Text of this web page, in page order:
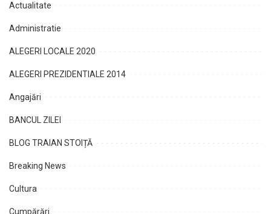
Actualitate
Administratie
ALEGERI LOCALE 2020
ALEGERI PREZIDENTIALE 2014
Angajări
BANCUL ZILEI
BLOG TRAIAN STOIȚĂ
Breaking News
Cultura
Cumpărări